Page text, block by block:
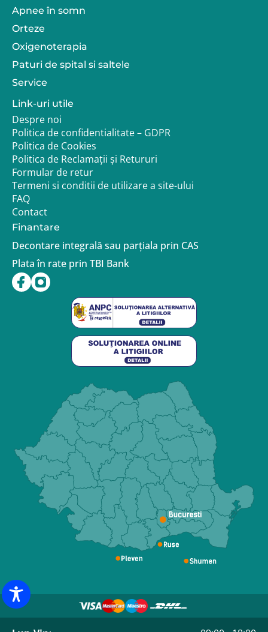
Apnee în somn
Orteze
Oxigenoterapia
Paturi de spital si saltele
Service
Link-uri utile
Despre noi
Politica de confidentialitate – GDPR
Politica de Cookies
Politica de Reclamații și Retururi
Formular de retur
Termeni si conditii de utilizare a site-ului
FAQ
Contact
Finantare
Decontare integrală sau parțiala prin CAS
Plata în rate prin TBI Bank